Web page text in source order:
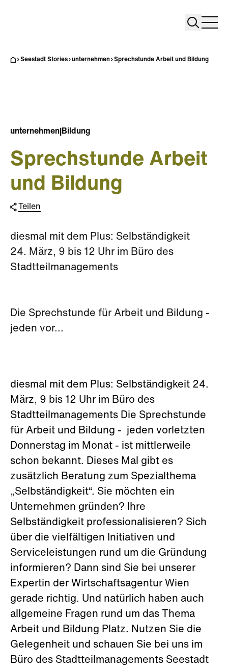
Search
Seestadt Stories unternehmen Sprechstunde Arbeit und Bildung
unternehmen Bildung
Sprechstunde Arbeit
und Bildung
Teilen
diesmal mit dem Plus: Selbständigkeit
24. März, 9 bis 12 Uhr im Büro des
Stadtteilmanagements
Die Sprechstunde für Arbeit und Bildung -
jeden vor...
diesmal mit dem Plus: Selbständigkeit 24.
März, 9 bis 12 Uhr im Büro des
Stadtteilmanagements Die Sprechstunde
für Arbeit und Bildung - jeden vorletzten
Donnerstag im Monat - ist mittlerweile
schon bekannt. Dieses Mal gibt es
zusätzlich Beratung zum Spezialthema
„Selbständigkeit“. Sie möchten ein
Unternehmen gründen? Ihre
Selbständigkeit professionalisieren? Sich
über die vielfältigen Initiativen und
Serviceleistungen rund um die Gründung
informieren? Dann sind Sie bei unserer
Expertin der Wirtschaftsagentur Wien
gerade richtig. Und natürlich haben auch
allgemeine Fragen rund um das Thema
Arbeit und Bildung Platz. Nutzen Sie die
Gelegenheit und schauen Sie bei uns im
Büro des Stadtteilmanagements Seestadt